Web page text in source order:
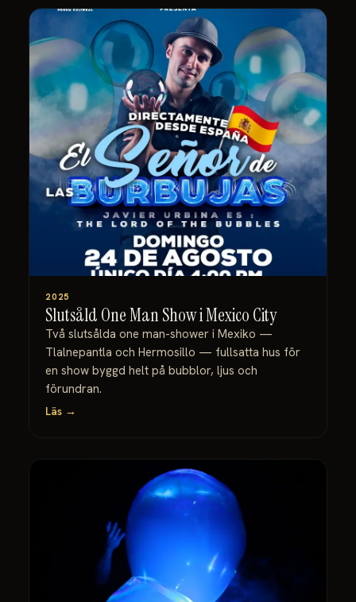
2025
Slutsåld One Man Show i Mexico City
Två slutsålda one man-shower i Mexiko —
Tlalnepantla och Hermosillo — fullsatta hus för
en show byggd helt på bubblor, ljus och
förundran.
Läs →